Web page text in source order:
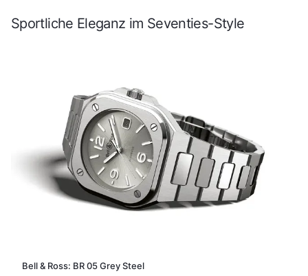
Sportliche Eleganz im Seventies-Style
Bell & Ross: BR 05 Grey Steel